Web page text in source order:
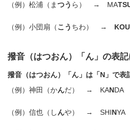
（例）松浦（まつう ら） → MA
（例）小団扇（こう ちわ） → KOU
撥音（はつおん）「ん」の表
撥音（はつおん）「ん」は「N」で表
（例）神田（かんだ） → KANDA
（例）信也（し んや） → SHINYA